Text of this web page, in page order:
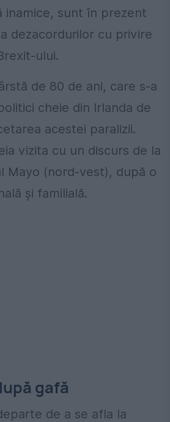
inamice, sunt în prezent
dezacordurilor cu privire
ului.
de 80 de ani, care s-a
cheie din Irlanda de
acestei paralizii.
vizita cu un discurs de la
Mayo (nord-vest), după o
şi familială.
gafă
de a se afla la